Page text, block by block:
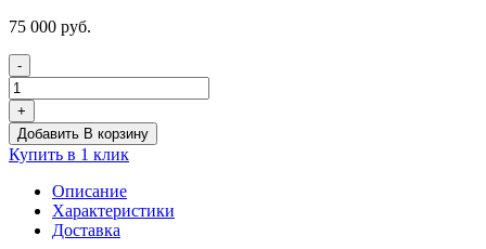
75 000 руб.
-
Количество
товара
Игровой
модуль
"Зоомагазин"
детских
+
Добавить В корзину
Купить в 1 клик
Описание
Характеристики
Доставка